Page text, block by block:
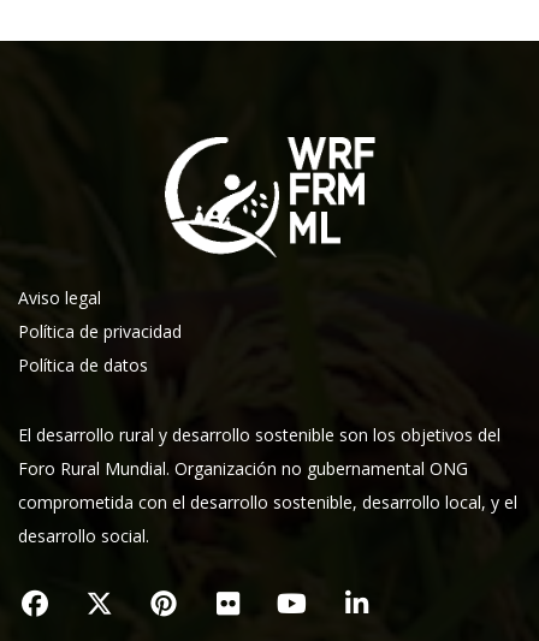
Aviso legal
Política de privacidad
Política de datos
El desarrollo rural y desarrollo sostenible son los objetivos del
Foro Rural Mundial. Organización no gubernamental ONG
comprometida con el desarrollo sostenible, desarrollo local, y el
desarrollo social.